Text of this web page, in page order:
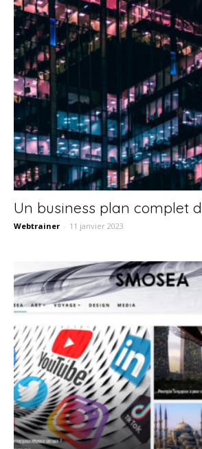
Un business plan complet
Webtrainer - 11 janvier 2023